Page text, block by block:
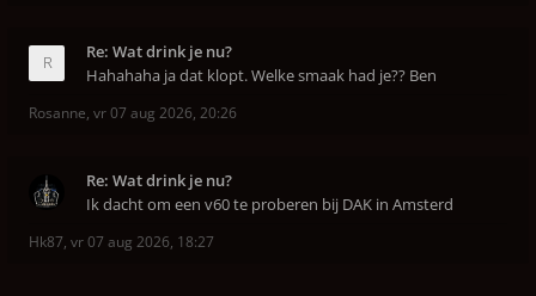
Re: Wat drink je nu?
Hahahaha ja dat klopt. Welke smaak had je?? Ben
Rosanne, vr 07 aug 2026, 20:26
Re: Wat drink je nu?
Ik dacht om een v60 te proberen bij DAK in Amsterd
Hk87, vr 07 aug 2026, 18:27